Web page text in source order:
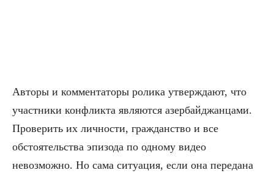
Авторы и комментаторы ролика утверждают, что
участники конфликта являются азербайджанцами.
Проверить их личности, гражданство и все
обстоятельства эпизода по одному видео
невозможно. Но сама ситуация, если она передана